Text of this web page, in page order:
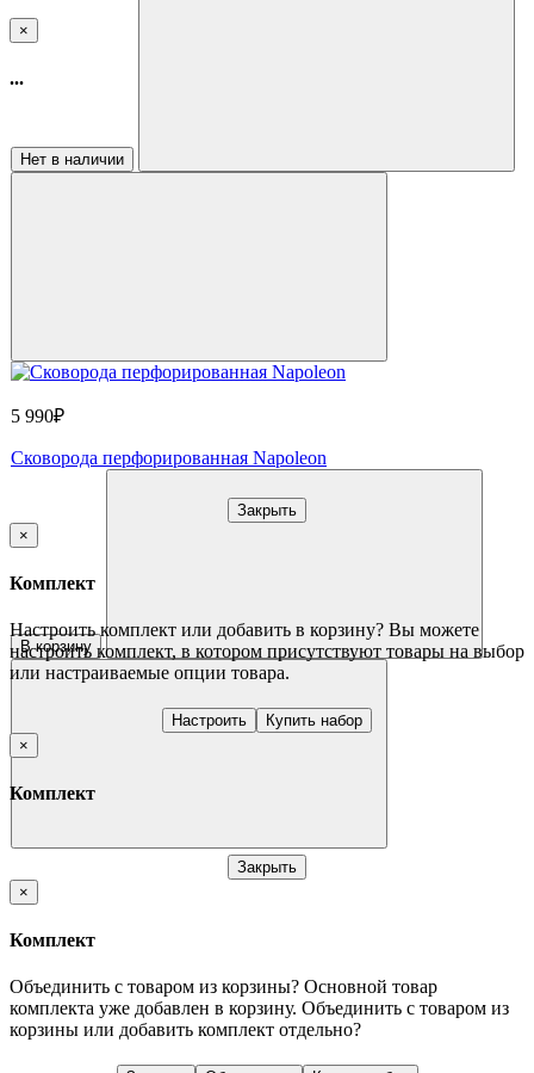
Нет в наличии
5 990₽
Сковорода перфорированная Napoleon
В корзину
×
...
Закрыть
×
Комплект
Настроить комплект или добавить в корзину? Вы можете
настроить комплект, в котором присутствуют товары на выбор
или настраиваемые опции товара.
Настроить
Купить набор
×
Комплект
Закрыть
×
Комплект
Объединить с товаром из корзины? Основной товар
комплекта уже добавлен в корзину. Объединить с товаром из
корзины или добавить комплект отдельно?